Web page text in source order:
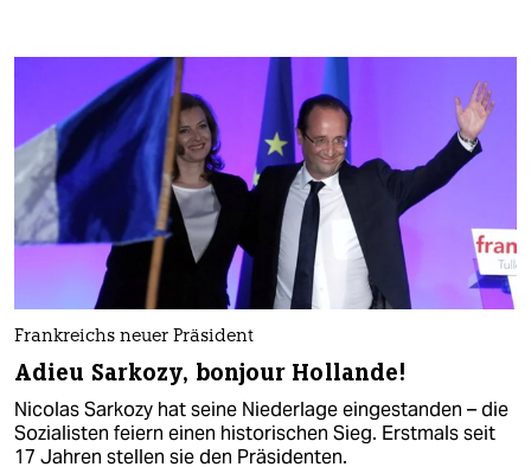
Frankreichs neuer Präsident
Adieu Sarkozy, bonjour Hollande!
Nicolas Sarkozy hat seine Niederlage eingestanden – die
Sozialisten feiern einen historischen Sieg. Erstmals seit
17 Jahren stellen sie den Präsidenten.